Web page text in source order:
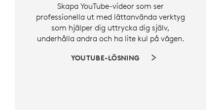
Skapa YouTube-videor som ser
professionella ut med lättanvända verktyg
som hjälper dig uttrycka dig själv,
underhålla andra och ha lite kul på vägen.
YOUTUBE-LÖSNING